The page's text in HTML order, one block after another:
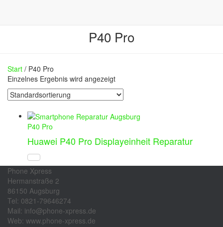
P40 Pro
Start / P40 Pro
Einzelnes Ergebnis wird angezeigt
P40 Pro
Huawei P40 Pro Displayeinheit Reparatur
Phone Xpress
Hermanstraße 2
86150 Augsburg
Tel: 0821-79646274
Mail: info@phone-xpress.de
Web: www.phone-xpress.de